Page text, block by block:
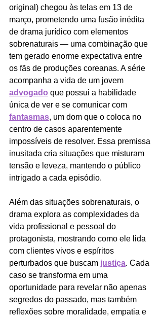
original) chegou às telas em 13 de
março, prometendo uma fusão inédita
de drama jurídico com elementos
sobrenaturais — uma combinação que
tem gerado enorme expectativa entre
os fãs de produções coreanas. A série
acompanha a vida de um jovem
advogado que possui a habilidade
única de ver e se comunicar com
fantasmas, um dom que o coloca no
centro de casos aparentemente
impossíveis de resolver. Essa premissa
inusitada cria situações que misturam
tensão e leveza, mantendo o público
intrigado a cada episódio.
Além das situações sobrenaturais, o
drama explora as complexidades da
vida profissional e pessoal do
protagonista, mostrando como ele lida
com clientes vivos e espíritos
perturbados que buscam justiça. Cada
caso se transforma em uma
oportunidade para revelar não apenas
segredos do passado, mas também
reflexões sobre moralidade, empatia e